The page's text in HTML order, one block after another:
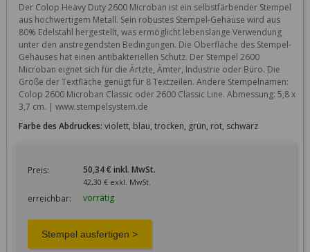
Der Colop Heavy Duty 2600 Microban ist ein selbstfärbender Stempel
aus hochwertigem Metall. Sein robustes Stempel-Gehäuse wird aus
80% Edelstahl hergestellt, was ermöglicht lebenslange Verwendung
unter den anstregendsten Bedingungen. Die Oberfläche des Stempel-
Gehäuses hat einen antibakteriellen Schutz. Der Stempel 2600
Microban eignet sich für die Ärtzte, Ämter, Industrie oder Büro. Die
Größe der Textfläche genügt für 8 Textzeilen. Andere Stempelnamen:
Colop 2600 Microban Classic oder 2600 Classic Line. Abmessung: 5,8 x
3,7 cm. | www.stempelsystem.de
Farbe des Abdruckes: violett, blau, trocken, grün, rot, schwarz
Preis: 50,34 € inkl. MwSt.
42,30 € exkl. MwSt.
erreichbar: vorrätig